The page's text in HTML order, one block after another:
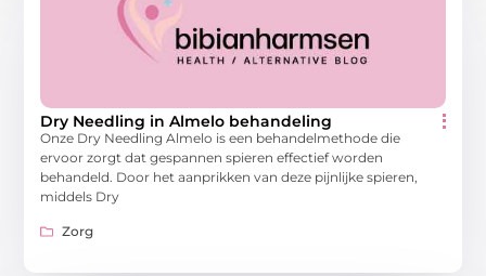
Dry Needling in Almelo behandeling
Onze Dry Needling Almelo is een behandelmethode die
ervoor zorgt dat gespannen spieren effectief worden
behandeld. Door het aanprikken van deze pijnlijke spieren,
middels Dry
Zorg